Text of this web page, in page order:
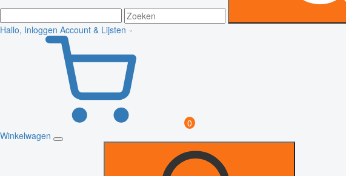
Hallo, Inloggen Account & Lijsten
0
Winkelwagen